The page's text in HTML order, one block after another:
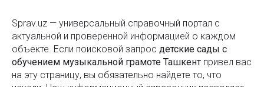
Железные дороги Узбекистана
Как зарегистрировать ребенка в детский сад в
Ташкенте
Медресе Кукельдаш в Ташкенте
Sprav.uz — универсальный справочный портал с
актуальной и проверенной информацией о каждом
объекте. Если поисковой запроc детские сады с
обучением музыкальной грамоте Ташкент привел вас
на эту страницу, вы обязательно найдете то, что